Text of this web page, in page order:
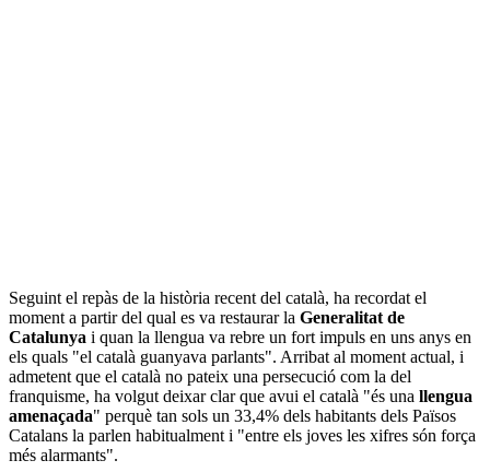
Seguint el repàs de la història recent del català, ha recordat el
moment a partir del qual es va restaurar la Generalitat de
Catalunya i quan la llengua va rebre un fort impuls en uns anys en
els quals "el català guanyava parlants". Arribat al moment actual, i
admetent que el català no pateix una persecució com la del
franquisme, ha volgut deixar clar que avui el català "és una llengua
amenaçada" perquè tan sols un 33,4% dels habitants dels Països
Catalans la parlen habitualment i "entre els joves les xifres són força
més alarmants".